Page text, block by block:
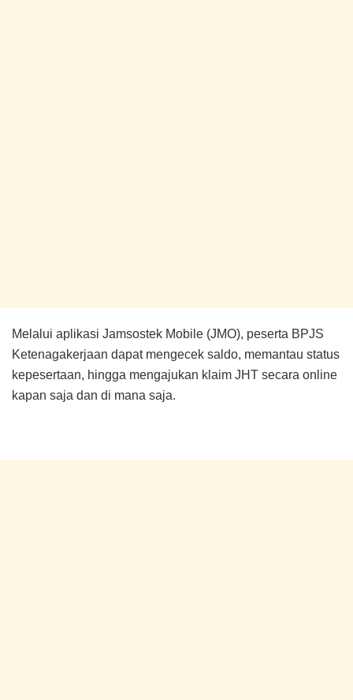
Melalui aplikasi Jamsostek Mobile (JMO), peserta BPJS
Ketenagakerjaan dapat mengecek saldo, memantau status
kepesertaan, hingga mengajukan klaim JHT secara online
kapan saja dan di mana saja.